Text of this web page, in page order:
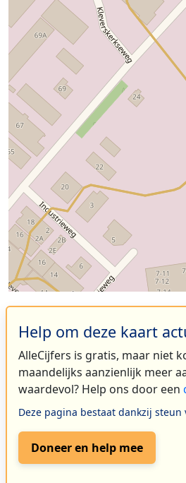
Help om deze kaart
AlleCijfers is gratis, maar niet
maandelijks aanzienlijk meer
waardevol? Help ons door een
Deze pagina bestaat dankzij
Doneer en help mee